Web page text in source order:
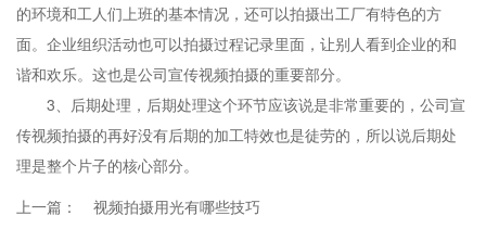
的环境和工人们上班的基本情况，还可以拍摄出工厂有特色的方
面。企业组织活动也可以拍摄过程记录里面，让别人看到企业的和
谐和欢乐。这也是公司宣传视频拍摄的重要部分。
3、后期处理，后期处理这个环节应该说是非常重要的，公司宣
传视频拍摄的再好没有后期的加工特效也是徒劳的，所以说后期处
理是整个片子的核心部分。
上一篇：
视频拍摄用光有哪些技巧